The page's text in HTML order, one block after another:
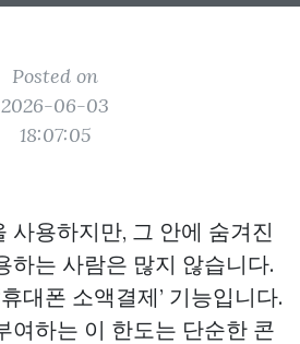
Posted on
2026-06-03
18:07:05
사용하지만, 그 안에 숨겨진
하는 사람은 많지 않습니다.
대폰 소액결제’ 기능입니다.
여하는 이 한도는 단순한 콘